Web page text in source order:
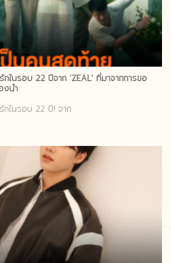
ในรอบ 22 ปีจาก ‘ZEAL’ ที่มาจากการขอ
งนำ
กในรอบ 22 ปี! จาก